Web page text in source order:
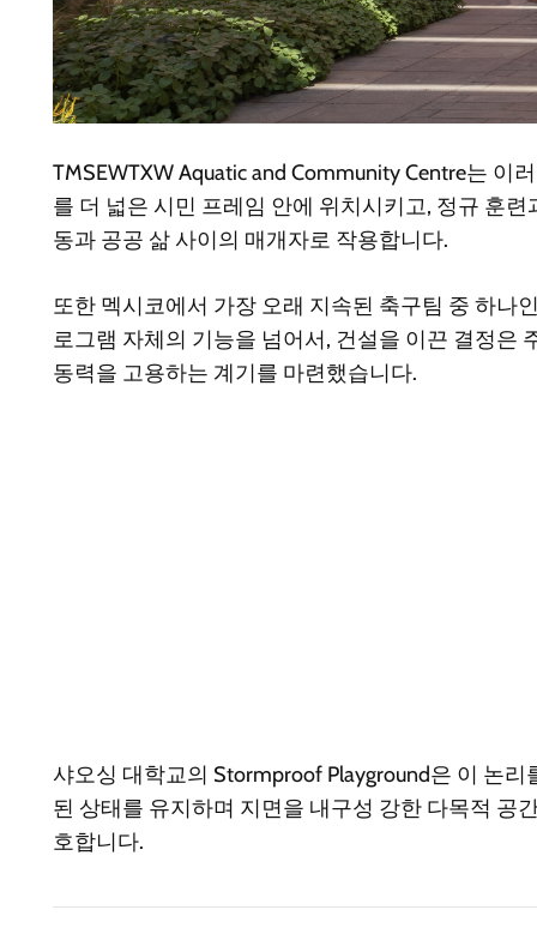
TMSEWTXW Aquatic and Community Centre는
를 더 넓은 시민 프레임 안에 위치시키고, 정규 훈
동과 공공 삶 사이의 매개자로 작용합니다.
또한 멕시코에서 가장 오래 지속된 축구팀 중 하나
로그램 자체의 기능을 넘어서, 건설을 이끈 결정은
동력을 고용하는 계기를 마련했습니다.
샤오싱 대학교의 Stormproof Playground은 이 논
된 상태를 유지하며 지면을 내구성 강한 다목적 공
호합니다.